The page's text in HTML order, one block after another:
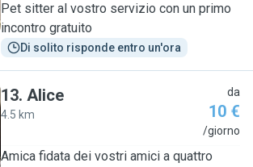
Pet sitter al vostro servizio con un primo
incontro gratuito
Di solito risponde entro un'ora
13. Alice
4.5 km
da
10 €
/giorno
Amica fidata dei vostri amici a quattro